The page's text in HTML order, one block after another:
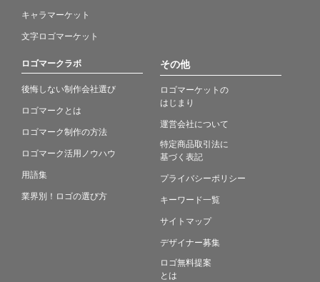
キャラマーケット
文字ロゴマーケット
ロゴマークラボ
後悔しない制作会社選び
ロゴマークとは
ロゴマーク制作の方法
ロゴマーク活用ノウハウ
用語集
業界別！ロゴの選び方
その他
ロゴマーケットの
はじまり
運営会社について
特定商品取引法に
基づく表記
プライバシーポリシー
キーワード一覧
サイトマップ
デザイナー募集
ロゴ無料提案
とは